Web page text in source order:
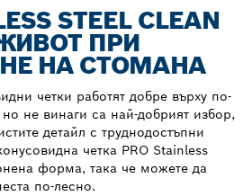
STEEL CLEAN
ПРИ
НА СТОМАНА
четки работят добре върху по-
не винаги са най-добрият избор,
детайл с труднодостъпни
четка PRO Stainless
форма, така че можете да
по-лесно.